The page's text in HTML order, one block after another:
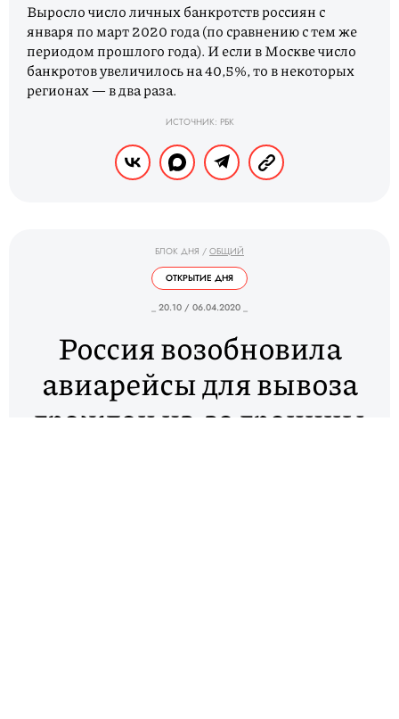
Выросло число личных банкротств россиян с
января по март 2020 года (по сравнению с тем же
периодом прошлого года). И если в Москве число
банкротов увеличилось на 40,5%, то в некоторых
регионах — в два раза.
ИСТОЧНИК: РБК
БЛОК ДНЯ / ОБЩИЙ
ОТКРЫТИЕ ДНЯ
_ 20.10 / 06.04.2020 _
Россия возобновила
авиарейсы для вывоза
граждан из-за границы